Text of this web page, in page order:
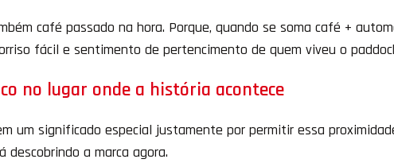
café passado na hora. Porque, quando se soma café +
fácil e sentimento de pertencimento de quem viveu o
no lugar onde a história acontece
um significado especial justamente por permitir essa
descobrindo a marca agora.